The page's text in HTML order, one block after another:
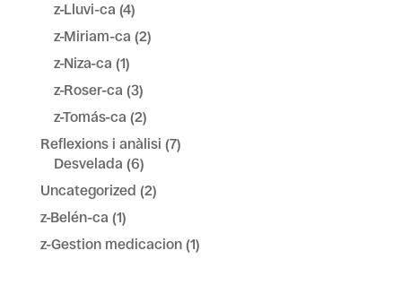
z-Lluvi-ca (4)
z-Miriam-ca (2)
z-Niza-ca (1)
z-Roser-ca (3)
z-Tomás-ca (2)
Reflexions i anàlisi (7)
Desvelada (6)
Uncategorized (2)
z-Belén-ca (1)
z-Gestion medicacion(1)